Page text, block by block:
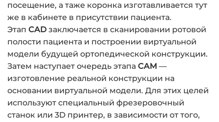
посещение, а таже коронка изготавливается тут
же в кабинете в присутствии пациента.
Этап CAD заключается в сканировании ротовой
полости пациента и построении виртуальной
модели будущей ортопедической конструкции.
Затем наступает очередь этапа CAM —
изготовление реальной конструкции на
основании виртуальной модели. Для этих целей
используют специальный фрезеровочный
станок или 3D принтер, в зависимости от того,